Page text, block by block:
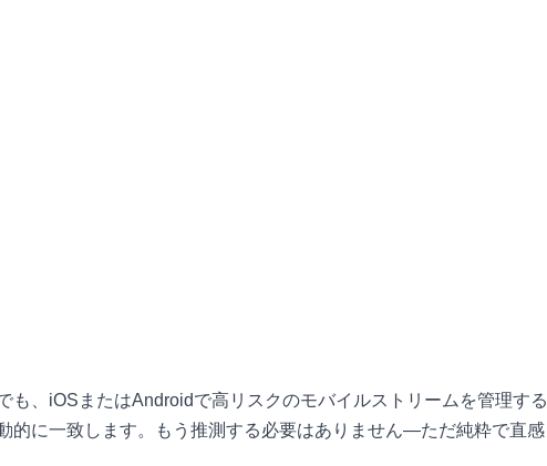
、iOSまたはAndroidで高リスクのモバイルストリームを管理する
的に一致します。もう推測する必要はありません—ただ純粋で直感